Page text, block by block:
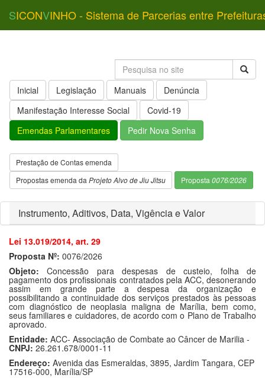
SICONVINHO - Sistema de Parcerias entre
Inicial Legislação Manuais
Denúncia
Manifestação Interesse Social
Covid-19
Emendas Parlamentares
Pedir Nova Senha
Prestação de Contas emenda
Propostas emenda da Projeto Alvo de Jiu Jitsu Proposta 0076/2026
Instrumento, Aditivos, Data, Vigência e Valor
Lei 13.019/2014, art. 29
Proposta Nº: 0076/2026
Objeto: Concessão para despesas de custeio, folha de
pagamento dos profissionais contratados pela ACC, desonerando
assim em grande parte a despesa da organização e
possibilitando a continuidade dos serviços prestados às pessoas
com diagnóstico de neoplasia maligna de Marília, bem como,
seus familiares e cuidadores, de acordo com o Plano de Trabalho
aprovado.
Entidade: ACC- Associação de Combate ao Câncer de Marilia -
CNPJ: 26.261.678/0001-11
Endereço: Avenida das Esmeraldas, 3895, Jardim Tangara, CEP
17516-000, Marília/SP